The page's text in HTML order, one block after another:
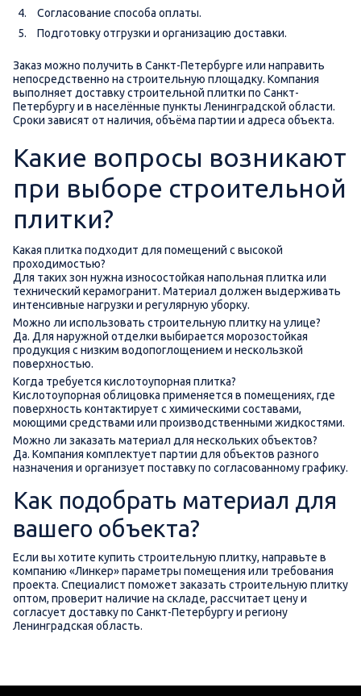
Согласование способа оплаты.
Подготовку отгрузки и организацию доставки.
Заказ можно получить в Санкт-Петербурге или направить
непосредственно на строительную площадку. Компания
выполняет доставку строительной плитки по Санкт-
Петербургу и в населённые пункты Ленинградской области.
Сроки зависят от наличия, объёма партии и адреса объекта.
Какие вопросы возникают
при выборе строительной
плитки?
Какая плитка подходит для помещений с высокой
проходимостью?
Для таких зон нужна износостойкая напольная плитка или
технический керамогранит. Материал должен выдерживать
интенсивные нагрузки и регулярную уборку.
Можно ли использовать строительную плитку на улице?
Да. Для наружной отделки выбирается морозостойкая
продукция с низким водопоглощением и нескользкой
поверхностью.
Когда требуется кислотоупорная плитка?
Кислотоупорная облицовка применяется в помещениях, где
поверхность контактирует с химическими составами,
моющими средствами или производственными жидкостями.
Можно ли заказать материал для нескольких объектов?
Да. Компания комплектует партии для объектов разного
назначения и организует поставку по согласованному графику.
Как подобрать материал для
вашего объекта?
Если вы хотите купить строительную плитку, направьте в
компанию «Линкер» параметры помещения или требования
проекта. Специалист поможет заказать строительную плитку
оптом, проверит наличие на складе, рассчитает цену и
согласует доставку по Санкт-Петербургу и региону
Ленинградская область.